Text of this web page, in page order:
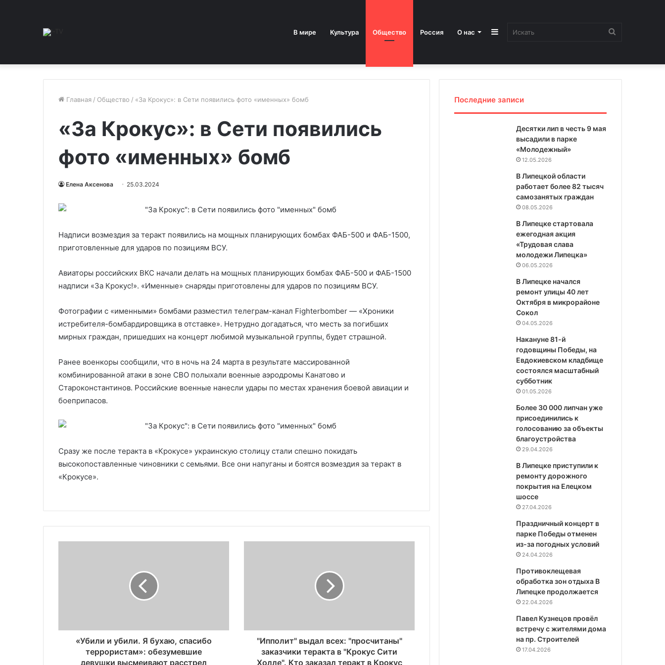
В мире Культура Общество Россия О нас Sidebar
Главная / Общество / «За Крокус»: в Сети появились фото «именных» бомб
«За Крокус»: в Сети появились
фото «именных» бомб
Елена Аксенова 25.03.2024
Надписи возмездия за теракт появились на мощных планирующих бомбах ФАБ-500 и ФАБ-1500,
приготовленные для ударов по позициям ВСУ.
Авиаторы российских ВКС начали делать на мощных планирующих бомбах ФАБ-500 и ФАБ-1500
надписи «За Крокус!». «Именные» снаряды приготовлены для ударов по позициям ВСУ.
Фотографии с «именными» бомбами разместил телеграм-канал Fighterbomber — «Хроники
истребителя-бомбардировщика в отставке». Нетрудно догадаться, что месть за погибших
мирных граждан, пришедших на концерт любимой музыкальной группы, будет страшной.
Ранее военкоры сообщили, что в ночь на 24 марта в результате массированной
комбинированной атаки в зоне СВО полыхали военные аэродромы Канатово и
Староконстантинов. Российские военные нанесли удары по местах хранения боевой авиации и
боеприпасов.
Сразу же после теракта в «Крокусе» украинскую столицу стали спешно покидать
высокопоставленные чиновники с семьями. Все они напуганы и боятся возмездия за теракт в
«Крокусе».
«Убили и убили. Я бухаю, спасибо
террористам»: обезумевшие
девушки высмеивают расстрел
"Ипполит" выдал всех: "просчитаны"
заказчики теракта в "Крокус Сити
Холле". Кто заказал теракт в Крокус
Последние записи
Десятки лип в честь 9 мая
высадили в парке
«Молодежный»
12.05.2026
В Липецкой области
работает более 82 тысяч
самозанятых граждан
08.05.2026
В Липецке стартовала
ежегодная акция
«Трудовая слава
молодежи Липецка»
06.05.2026
В Липецке начался
ремонт улицы 40 лет
Октября в микрорайоне
Сокол
04.05.2026
Накануне 81-й
годовщины Победы, на
Евдокиевском кладбище
состоялся масштабный
субботник
01.05.2026
Более 30 000 липчан уже
присоединились к
голосованию за объекты
благоустройства
29.04.2026
В Липецке приступили к
ремонту дорожного
покрытия на Елецком
шоссе
27.04.2026
Праздничный концерт в
парке Победы отменен
из-за погодных условий
24.04.2026
Противоклещевая
обработка зон отдыха В
Липецке продолжается
22.04.2026
Павел Кузнецов провёл
встречу с жителями дома
на пр. Строителей
17.04.2026